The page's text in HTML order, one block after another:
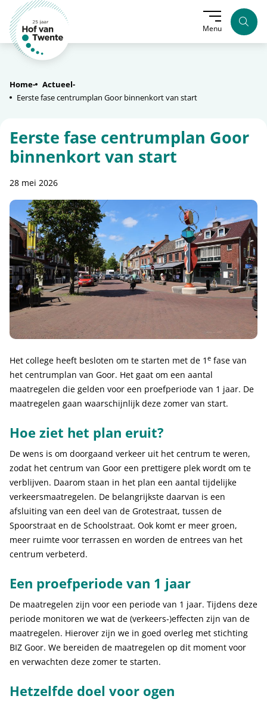
Menu
Home
Actueel
Eerste fase centrumplan Goor binnenkort van start
Eerste fase centrumplan Goor
binnenkort van start
28 mei 2026
Het college heeft besloten om te starten met de 1 e fase van
het centrumplan van Goor. Het gaat om een aantal
maatregelen die gelden voor een proefperiode van 1 jaar. De
maatregelen gaan waarschijnlijk deze zomer van start.
Hoe ziet het plan eruit?
De wens is om doorgaand verkeer uit het centrum te weren,
zodat het centrum van Goor een prettigere plek wordt om te
verblijven. Daarom staan in het plan een aantal tijdelijke
verkeersmaatregelen. De belangrijkste daarvan is een
afsluiting van een deel van de Grotestraat, tussen de
Spoorstraat en de Schoolstraat. Ook komt er meer groen,
meer ruimte voor terrassen en worden de entrees van het
centrum verbeterd.
Een proefperiode van 1 jaar
De maatregelen zijn voor een periode van 1 jaar. Tijdens deze
periode monitoren we wat de (verkeers-)effecten zijn van de
maatregelen. Hierover zijn we in goed overleg met stichting
BIZ Goor. We bereiden de maatregelen op dit moment voor
en verwachten deze zomer te starten.
Hetzelfde doel voor ogen